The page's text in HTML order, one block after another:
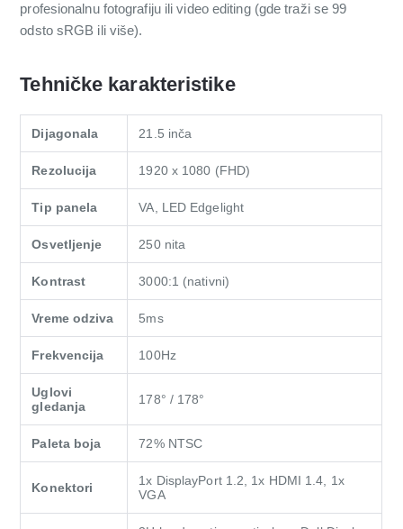
profesionalnu fotografiju ili video editing (gde traži se 99
odsto sRGB ili više).
Tehničke karakteristike
Dijagonala 21.5 inča
Rezolucija 1920 x 1080 (FHD)
Tip panela VA, LED Edgelight
Osvetljenje 250 nita
Kontrast 3000:1 (nativni)
Vreme odziva 5ms
Frekvencija 100Hz
Uglovi
gledanja
178° / 178°
Paleta boja 72% NTSC
Konektori
1x DisplayPort 1.2, 1x HDMI 1.4, 1x
VGA